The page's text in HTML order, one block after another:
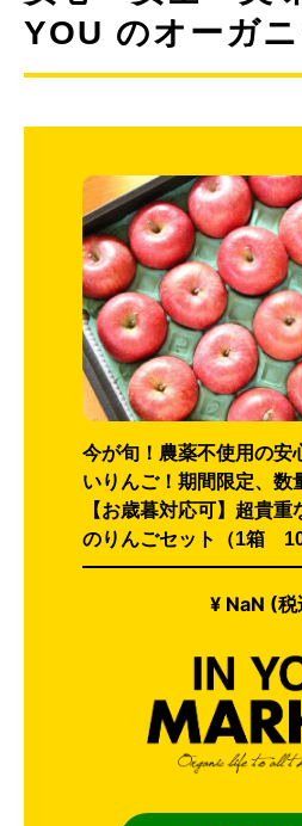
YOU のオーガ
今が旬！農薬不使用の安
いりんご！期間限定、数
【お歳暮対応可】超貴
のりんごセット（1箱 10
¥ NaN (税